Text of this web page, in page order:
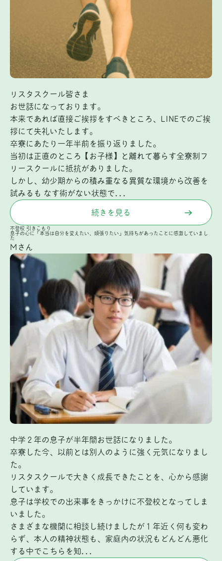
リスタスクール皆さま
お世話になっております。
本来であれば直接ご挨拶をすべきところ、LINEでのご挨
拶にて失礼いたします。
卒寮にあたり一年半前を振り返りました。
当初は正直のところ【お子様】と離れて暮らす全寮制フ
リースクールに抵抗がありました。
しかし、幼少期からの積み重なる異質な環境から改善を
試みるも なす術がない状態で...
続きを見る
不登校 引きこもり
息子の心に「本当は自分を変えたい、頑張りたい」気持ちがあったことに感激していまし
た
Mさん
中学２年の息子が半年間お世話になりました。
卒寮した今、以前とは別人のように強く元気になりまし
た。
リスタスクールで大きく成長できたことを、心から感謝
しています。
息子は学校での出来事をきっかけに不登校となってしま
いました。
さまざまな機関に相談し続けましたが１年近く何も変わ
らず、本人の精神状態も、家庭内の状況もどんどん悪化
する中でこちらを知...